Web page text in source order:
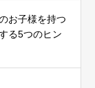
お子様を持つ
る5つのヒン